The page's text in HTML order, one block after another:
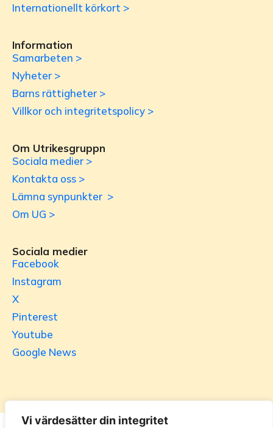
Vi värdesätter din integritet
Internationellt körkort >
Information
Samarbeten >
Nyheter >
Barns rättigheter >
Villkor och integritetspolicy >
Om Utrikesgruppn
Sociala medier >
Kontakta oss >
Lämna synpunkter >
Om UG >
Sociala medier
Facebook
Instagram
X
Pinterest
Youtube
Google News